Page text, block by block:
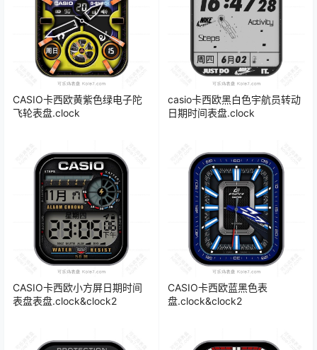
CASIO卡西欧黄紫色绿电子陀
飞轮表盘.clock
casio卡西欧黑白色宇航员转动
日期时间表盘.clock
CASIO卡西欧小方屏日期时间
表盘表盘.clock&clock2
CASIO卡西欧蓝黑色表
盘.clock&clock2